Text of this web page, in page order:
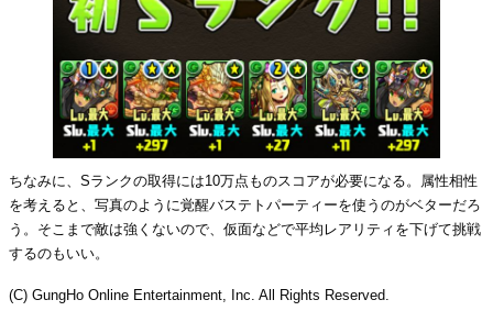
ちなみに、Sランクの取得には10万点ものスコアが必要になる。属性相性
を考えると、写真のように覚醒バステトパーティーを使うのがベターだろ
う。そこまで敵は強くないので、仮面などで平均レアリティを下げて挑戦
するのもいい。
(C) GungHo Online Entertainment, Inc. All Rights Reserved.